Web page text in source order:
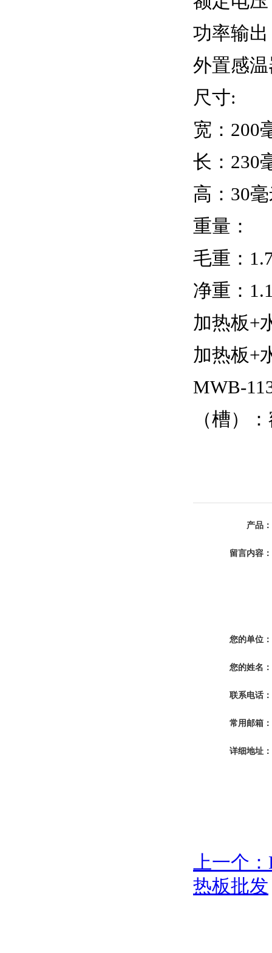
功率输
外置感
尺寸:
宽：200
长：230
高：30
重量：
毛重：
净重：
加热板+
加热板+
MWB-
（槽）
产品：
留言内容：
您的单位：
您的姓名：
联系电话：
常用邮箱：
详细地址：
上一个
热板批发